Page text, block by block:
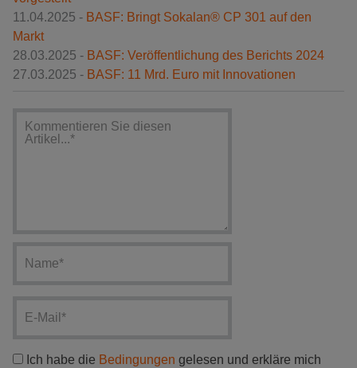
11.04.2025 - BASF: Bringt Sokalan® CP 301 auf den
Markt
28.03.2025 - BASF: Veröffentlichung des Berichts 2024
27.03.2025 - BASF: 11 Mrd. Euro mit Innovationen
Ich habe die Bedingungen gelesen und erkläre mich